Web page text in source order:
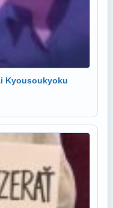
Kyousoukyoku